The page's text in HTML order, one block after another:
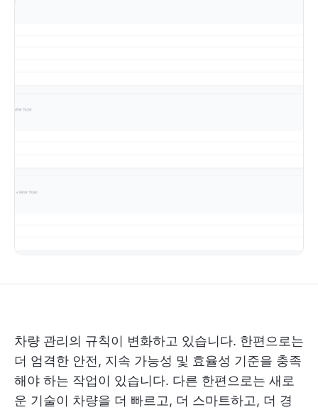
차량 관리의 규칙이 변화하고 있습니다. 한편으로는
더 엄격한 안전, 지속 가능성 및 효율성 기준을 충족
해야 하는 작업이 있습니다. 다른 한편으로는 새로
운 기술이 차량을 더 빠르고, 더 스마트하고, 더 경